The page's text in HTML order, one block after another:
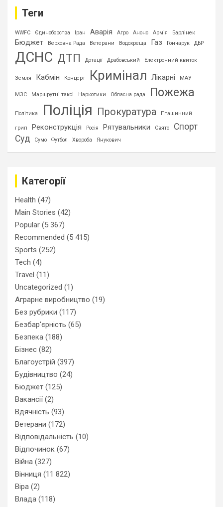
Теги
WWFC Єдиноборства Іран Аварія Агро Анонс Армія Барлінек
Бюджет Верховна Рада Ветерани Водохреща Газ Гончарук ДБР
ДСНС ДТП Дотації Драбовський Електронний квиток
Земля Кабмін Концерт Кримінал Лікарні МАУ
МЗС Маршрутні таксі Наркотики Обласна рада Пожежа
Політика Поліція Прокуратура Пташинний
грип Реконструкція Росія Рятувальники Свято
Спорт
Суд
Сумо Футбол Хвороба Янукович
Категорії
Health (47)
Main Stories (42)
Popular (5 367)
Recommended (5 415)
Sports (252)
Tech (4)
Travel (11)
Uncategorized (1)
Аграрне виробництво (19)
Без рубрики (117)
Безбар'єрність (65)
Безпека (188)
Бізнес (82)
Благоустрій (397)
Будівництво (24)
Бюджет (125)
Вакансії (2)
Вдячність (93)
Ветерани (172)
Відповідальність (10)
Відпочинок (67)
Війна (327)
Вінниця (11 822)
Віра (2)
Влада (118)